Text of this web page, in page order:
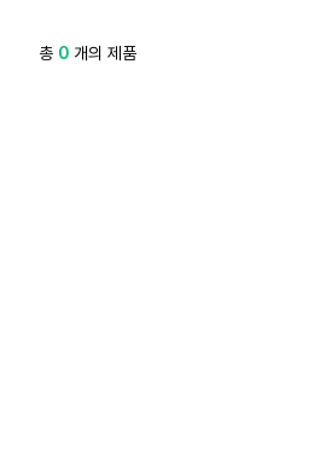
총 0 개의 제품